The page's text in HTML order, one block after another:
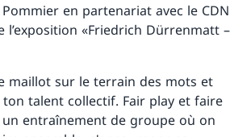
en partenariat avec le CDN
l’exposition «Friedrich Dürrenmatt –
maillot sur le terrain des mots et
talent collectif. Fair play et faire
entraînement de groupe où on